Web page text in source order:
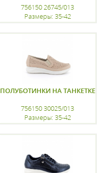
756150 26745/013
Размеры: 35-42
ПОЛУБОТИНКИ НА ТАНКЕТКЕ
756150 30025/013
Размеры: 35-42